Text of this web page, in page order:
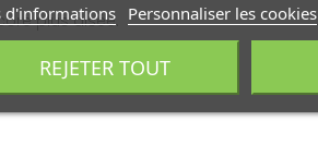
plus aisée.
d'informations Personnaliser les cookies
REJETER TOUT